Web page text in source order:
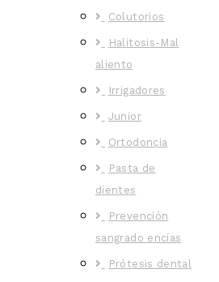
Colutorios
Halitosis-Mal
aliento
Irrigadores
Junior
Ortodoncia
Pasta de
dientes
Prevención
sangrado encías
Prótesis dental